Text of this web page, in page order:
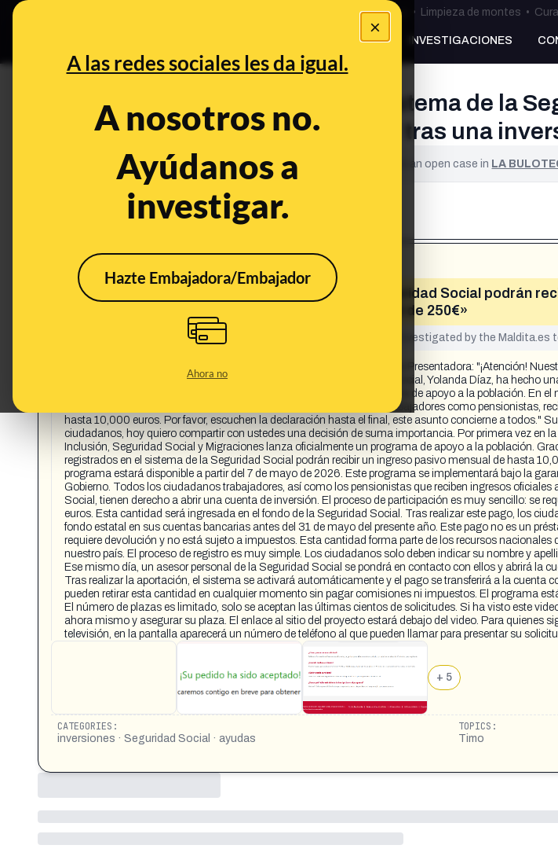
×
A las redes sociales les da igual.
A nosotros no.
Ayúdanos a
investigar.
Hazte Embajadora/Embajador
Ahora no
Bulos Ceuta • Limpieza de montes •
PREBUNKING INVESTIGACIONES
¿Ciudadanos registrados en el sistema de la
pasivo mensual de hasta 10,000€ tras una
This content has NOT yet been verified. It is an open case in LA
What's being said:
«Ciudadanos registrados en el sistema de la Seguridad Social podrán
mensual de hasta 10,000€ tras una inversión inicial de 250€»
This content has not yet been investigated by the Maldita.es
https://www.facebook.com/share/18WBfkC7VP/ Transcripción del Video Presentadora: "¡Atención!
manera urgente. La Ministra de Integración, Migraciones y Seguridad Social, Yolanda Díaz, ha hecho
historia del país. El Estado ha aprobado oficialmente un nuevo programa de apoyo a la población. En
ciudadanos registrados en el sistema de la Seguridad Social, tanto trabajadores como pensionistas,
hasta 10,000 euros. Por favor, escuchen la declaración hasta el final, este asunto concierne a todos."
ciudadanos, hoy quiero compartir con ustedes una decisión de suma importancia. Por primera vez en
Inclusión, Seguridad Social y Migraciones lanza oficialmente un programa de apoyo a la población.
registrados en el sistema de la Seguridad Social podrán recibir un ingreso pasivo mensual de hasta
programa estará disponible a partir del 7 de mayo de 2026. Este programa se implementará bajo la
Gobierno. Todos los ciudadanos trabajadores, así como los pensionistas que reciben ingresos oficiales
Social, tienen derecho a abrir una cuenta de inversión. El proceso de participación es muy sencillo: se
euros. Esta cantidad será ingresada en el fondo de la Seguridad Social. Tras realizar este pago, los
fondo estatal en sus cuentas bancarias antes del 31 de mayo del presente año. Este pago no es un
requiere devolución y no está sujeto a impuestos. Esta cantidad forma parte de los recursos nacionales
nuestro país. El proceso de registro es muy simple. Los ciudadanos solo deben indicar su nombre y
Ese mismo día, un asesor personal de la Seguridad Social se pondrá en contacto con ellos y abrirá la
Tras realizar la aportación, el sistema se activará automáticamente y el pago se transferirá a la cuenta
pueden retirar esta cantidad en cualquier momento sin pagar comisiones ni impuestos. El programa
El número de plazas es limitado, solo se aceptan las últimas cientos de solicitudes. Si ha visto este
ahora mismo y asegurar su plaza. El enlace al sitio del proyecto estará debajo del video. Para quienes
televisión, en la pantalla aparecerá un número de teléfono al que pueden llamar para presentar su
+ 5
CATEGORIES:
inversiones · Seguridad Social · ayudas
TOPICS:
Timo